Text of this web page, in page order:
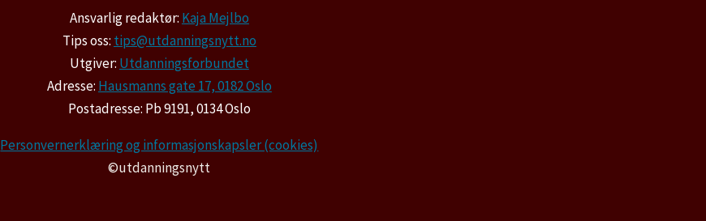
Ansvarlig redaktør: Kaja Mejlbo
Tips oss: tips@utdanningsnytt.no
Utgiver: Utdanningsforbundet
Adresse: Hausmanns gate 17, 0182 Oslo
Postadresse: Pb 9191, 0134 Oslo
Personvernerklæring og informasjonskapsler (cookies)
©utdanningsnytt